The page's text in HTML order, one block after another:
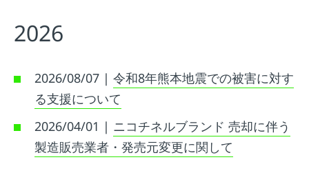
2026
2026/08/07 | 令和8年熊本地震での被害に対す
る支援について
2026/04/01 | ニコチネルブランド 売却に伴う
製造販売業者・発売元変更に関して